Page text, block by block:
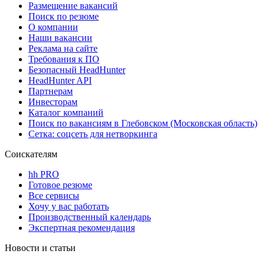
Размещение вакансий
Поиск по резюме
О компании
Наши вакансии
Реклама на сайте
Требования к ПО
Безопасный HeadHunter
HeadHunter API
Партнерам
Инвесторам
Каталог компаний
Поиск по вакансиям в Глебовском (Московская область)
Сетка: соцсеть для нетворкинга
Соискателям
hh PRO
Готовое резюме
Все сервисы
Хочу у вас работать
Производственный календарь
Экспертная рекомендация
Новости и статьи